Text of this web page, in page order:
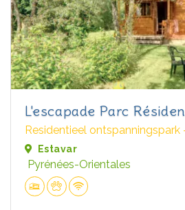
L'escapade Parc
Residentieel ontspanningspark
Estavar
Pyrénées-Orientales